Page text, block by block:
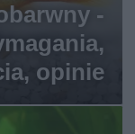
-
opinie